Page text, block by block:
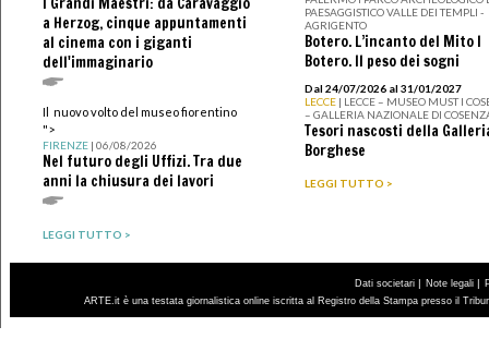
a Herzog, cinque appuntamenti
al cinema con i giganti
dell'immaginario
Il nuovo volto del museo fiorentino
">
FIRENZE| 06/08/2026
Nel futuro degli Uffizi. Tra due
anni la chiusura dei lavori
LEGGI TUTTO >
PAESAGGISTICO VALLE DEI TEMPLI -
AGRIGENTO
Botero. L’incanto del Mito I
Botero. Il peso dei sogni
Dal 24/07/2026 al 31/01/2027
LECCE | LECCE – MUSEO MUST I
– GALLERIA NAZIONALE DI
Tesori nascosti della
Borghese
LEGGI TUTTO >
Dati societari | Note legali |
ARTE.it è una testata giornalistica online iscritta al Registro della Stampa presso il